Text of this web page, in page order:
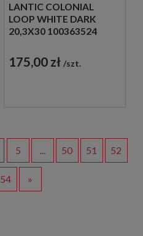
LANTIC COLONIAL
LOOP WHITE DARK
20,3X30 100363524
DEKORACYJNA W
BIAŁYM ODCIENIU
175,00 zł szt.
5 ... 50 51 52
54 »